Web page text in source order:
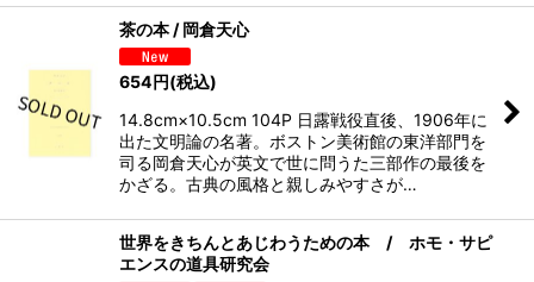
茶の本 / 岡倉天心
654円(税込)
14.8cm×10.5cm 104P 日露戦役直後、1906年に
出た文明論の名著。ボストン美術館の東洋部門を
司る岡倉天心が英文で世に問うた三部作の最後を
かざる。古典の風格と親しみやすさが…
世界をきちんとあじわうための本 / ホモ・サピ
エンスの道具研究会